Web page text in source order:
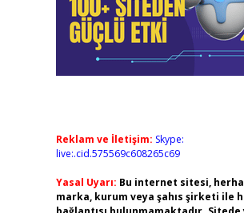
Reklam ve İletişim: Skype:
live:.cid.575569c608265c69
Yasal Uyarı: Bu internet sitesi,
marka, kurum veya şahıs şirketi ile